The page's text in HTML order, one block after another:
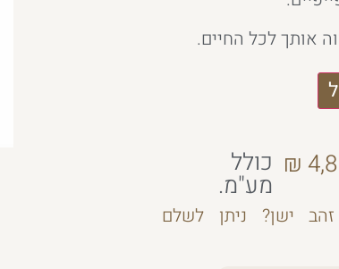
אותך לכל החיים.
₪ כולל
מע"מ.
ישן? ניתן לשלם